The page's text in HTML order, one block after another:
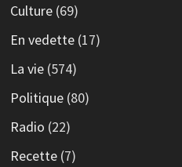
Culture(69)
En vedette(17)
La vie(574)
Politique(80)
Radio (22)
Recette(7)